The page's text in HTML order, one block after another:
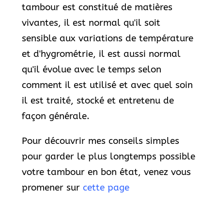
tambour est constitué de matières
vivantes, il est normal qu'il soit
sensible aux variations de température
et d'hygrométrie, il est aussi normal
qu'il évolue avec le temps selon
comment il est utilisé et avec quel soin
il est traité, stocké et entretenu de
façon générale.
Pour découvrir mes conseils simples
pour garder le plus longtemps possible
votre tambour en bon état, venez vous
promener sur cette page